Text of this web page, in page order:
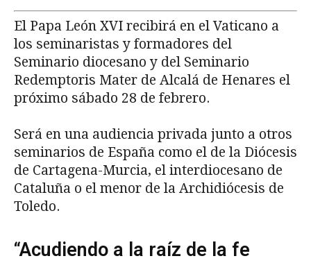
El Papa León XVI recibirá en el Vaticano a
los seminaristas y formadores del
Seminario diocesano y del Seminario
Redemptoris Mater de Alcalá de Henares el
próximo sábado 28 de febrero.
Será en una audiencia privada junto a otros
seminarios de España como el de la Diócesis
de Cartagena-Murcia, el interdiocesano de
Cataluña o el menor de la Archidiócesis de
Toledo.
“Acudiendo a la raíz de la fe